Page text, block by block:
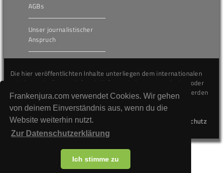
Frankenjura.com verwendet Cookies. Wir gehen
von deinem Einverständnis aus, wenn du die
Website weiterhin nutzt.
Zur Datenschutzerklärung
Ich stimme zu
AGBs
Unser journalistischer
Anspruch
Die hier veröffentlichten Inhalte unterliegen dem internationalen
Urheberrecht (Copyright) und dürfen nicht kopiert, verändert oder
unverändert wiederveröffentlicht werden. Gegen Verstöße werden
wir auf juristischem Wege vorgehen.
Datenschutz